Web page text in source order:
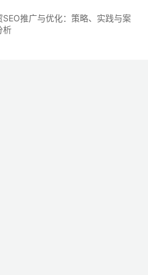
SEO推广与优化：策略、实践与案
析